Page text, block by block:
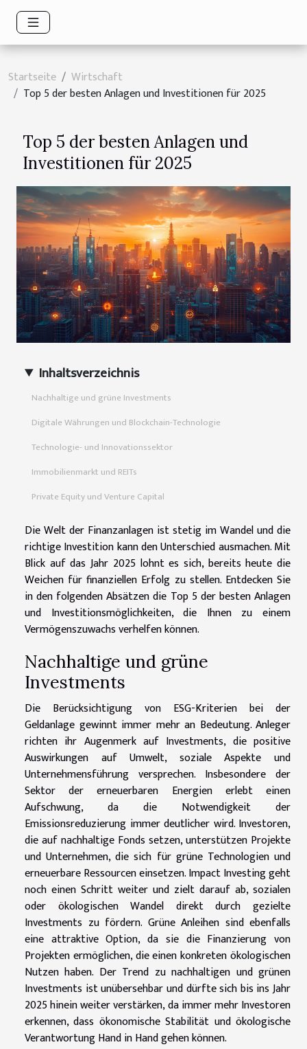
Startseite
Wirtschaft
Top 5 der besten Anlagen und Investitionen für 2025
Top 5 der besten Anlagen und
Investitionen für 2025
Inhaltsverzeichnis
Nachhaltige und grüne Investments
Digitale Währungen und Blockchain-Technologie
Technologie- und Innovationssektor
Immobilienmarkt und REITs
Private Equity und Venture Capital
Die Welt der Finanzanlagen ist stetig im Wandel und die
richtige Investition kann den Unterschied ausmachen. Mit
Blick auf das Jahr 2025 lohnt es sich, bereits heute die
Weichen für finanziellen Erfolg zu stellen. Entdecken Sie
in den folgenden Absätzen die Top 5 der besten Anlagen
und Investitionsmöglichkeiten, die Ihnen zu einem
Vermögenszuwachs verhelfen können.
Nachhaltige und grüne
Investments
Die Berücksichtigung von ESG-Kriterien bei der
Geldanlage gewinnt immer mehr an Bedeutung. Anleger
richten ihr Augenmerk auf Investments, die positive
Auswirkungen auf Umwelt, soziale Aspekte und
Unternehmensführung versprechen. Insbesondere der
Sektor der erneuerbaren Energien erlebt einen
Aufschwung, da die Notwendigkeit der
Emissionsreduzierung immer deutlicher wird. Investoren,
die auf nachhaltige Fonds setzen, unterstützen Projekte
und Unternehmen, die sich für grüne Technologien und
erneuerbare Ressourcen einsetzen. Impact Investing geht
noch einen Schritt weiter und zielt darauf ab, sozialen
oder ökologischen Wandel direkt durch gezielte
Investments zu fördern. Grüne Anleihen sind ebenfalls
eine attraktive Option, da sie die Finanzierung von
Projekten ermöglichen, die einen konkreten ökologischen
Nutzen haben. Der Trend zu nachhaltigen und grünen
Investments ist unübersehbar und dürfte sich bis ins Jahr
2025 hinein weiter verstärken, da immer mehr Investoren
erkennen, dass ökonomische Stabilität und ökologische
Verantwortung Hand in Hand gehen können.